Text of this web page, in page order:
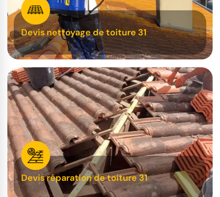
Devis nettoyage de toiture 31
Devis réparation de toiture 31